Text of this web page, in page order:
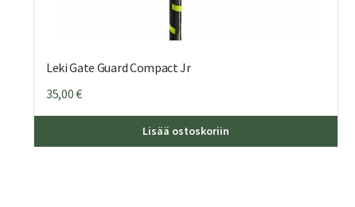
Leki Gate Guard Compact Jr
35,00€
Lisää ostoskoriin